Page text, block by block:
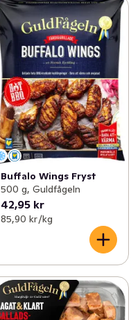
Buffalo Wings Fryst
500 g, Guldfågeln
42,95 kr
85,90 kr /kg